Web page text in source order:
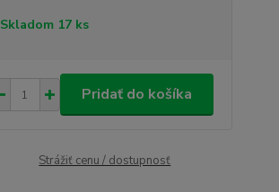
Skladom 17 ks
Pridať do košíka
Strážiť cenu / dostupnosť